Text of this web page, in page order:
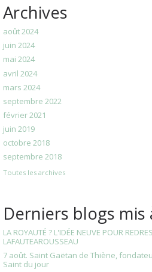
Archives
août 2024
juin 2024
mai 2024
avril 2024
mars 2024
septembre 2022
février 2021
juin 2019
octobre 2018
septembre 2018
Toutes les archives
Derniers blogs mis
LA ROYAUTÉ ? L'IDÉE NEUVE POUR
LAFAUTEAROUSSEAU
7 août. Saint Gaëtan de Thiène,
Saint du jour